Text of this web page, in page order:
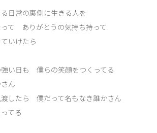
日常の裏側に生きる人を
て ありがとうの気持ち持って
いけたら
い日も 僕らの笑顔をつくってる
ん
したら 僕だって名もなき誰かさん
てる